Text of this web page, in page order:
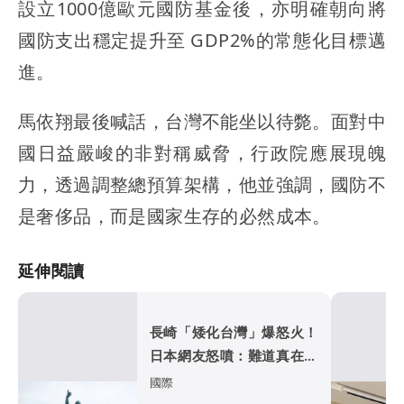
設立1000億歐元國防基金後，亦明確朝向將
國防支出穩定提升至 GDP2%的常態化目標邁
進。
馬依翔最後喊話，台灣不能坐以待斃。面對中
國日益嚴峻的非對稱威脅，行政院應展現魄
力，透過調整總預算架構，他並強調，國防不
是奢侈品，而是國家生存的必然成本。
延伸閱讀
長崎「矮化台灣」爆怒火！
日本網友怒噴：難道真在顧
忌中國？
國際